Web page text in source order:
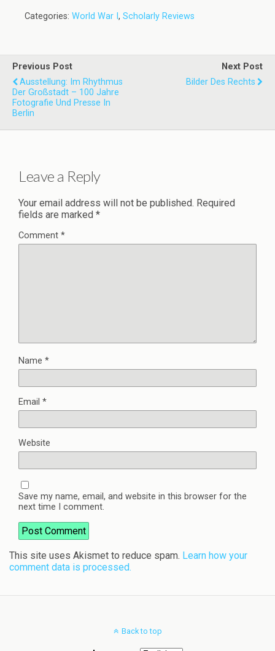
Categories: World War I , Scholarly Reviews
Previous Post
Ausstellung: Im Rhythmus
Der Großstadt – 100 Jahre
Fotografie Und Presse In
Berlin
Next Post
Bilder Des Rechts
Leave a Reply
Your email address will not be published. Required
fields are marked *
Comment *
Name *
Email *
Website
Save my name, email, and website in this browser for the
next time I comment.
This site uses Akismet to reduce spam. Learn how your
comment data is processed.
Back to top